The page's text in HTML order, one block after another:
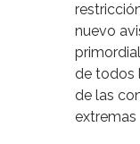
nuevo
de todos
de las
extremas